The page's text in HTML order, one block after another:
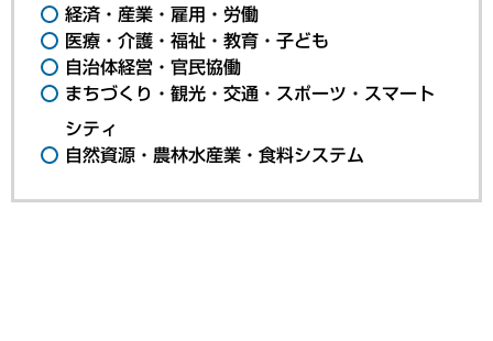
経済・産業・雇用・労働
医療・介護・福祉・教育・子ども
自治体経営・官民協働
まちづくり・観光・交通・スポーツ・スマート
シティ
自然資源・農林水産業・食料システム